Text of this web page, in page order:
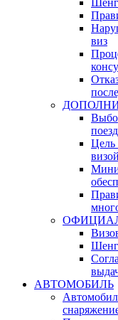
виз
Цель
визой
АВТОМОБИЛЬ